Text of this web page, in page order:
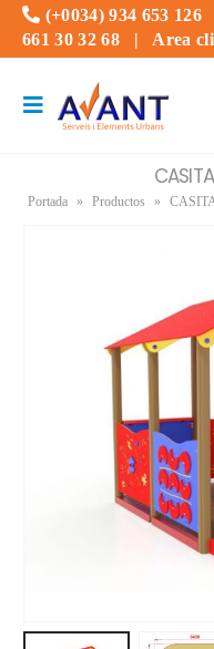
(+0034) 934 653 126
661 30 32 68 | Area
Portada » Productos »